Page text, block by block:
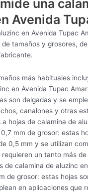
una
Avenida
en Avenida Tupac
tamaños y grosores,
más habituales
en Avenida Tupac
son delgadas y se
canalones y otras
hojas de calamina de
mm de grosor: estas
0,5 mm y se utilizan
un tanto más
de calamina de aluzinc
de grosor: estas hojas
en aplicaciones que